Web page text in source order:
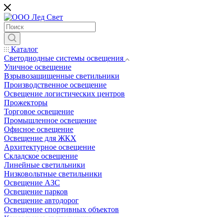
Каталог
Светодиодные системы освещения
Уличное освещение
Взрывозащищенные светильники
Производственное освещение
Освещение логистических центров
Прожекторы
Торговое освещение
Промышленное освещение
Офисное освещение
Освещение для ЖКХ
Архитектурное освещение
Складское освещение
Линейные светильники
Низковольтные светильники
Освещение АЗС
Освещение парков
Освещение автодорог
Освещение спортивных объектов